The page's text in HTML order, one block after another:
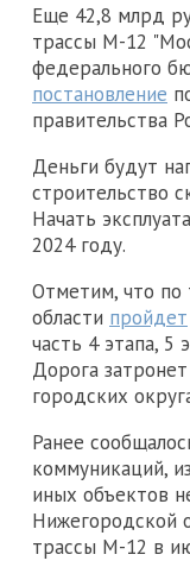
Еще 42,8 млрд
трассы М-12
федерального
постановление
правительства
Деньги будут
строительство
Начать
2024 году.
Отметим, что по
области пройдет
часть 4 этапа, 5
Дорога
городских
Ранее
коммуникаций,
иных объектов
Нижегородской
трассы М-12 в